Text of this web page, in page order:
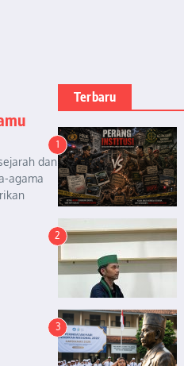
dan
agama
Terbaru
1
2
3